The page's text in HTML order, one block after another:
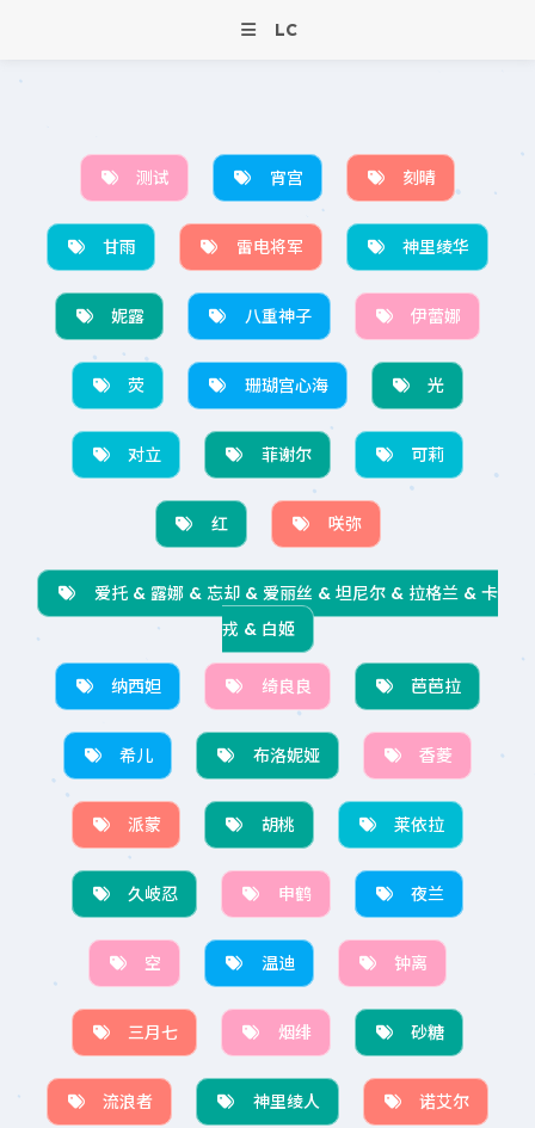
LC
测试 宵宫 刻晴
甘雨 雷电将军 神里绫华
妮露 八重神子 伊蕾娜
荧 珊瑚宫心海 光
对立 菲谢尔 可莉
红 咲弥
爱托 & 露娜 & 忘却 & 爱丽丝 & 坦尼尔 & 拉格兰 & 卡
戎 & 白姬
纳西妲 绮良良 芭芭拉
希儿 布洛妮娅 香菱
派蒙 胡桃 莱依拉
久岐忍 申鹤 夜兰
空 温迪 钟离
三月七 烟绯 砂糖
流浪者 神里绫人 诺艾尔